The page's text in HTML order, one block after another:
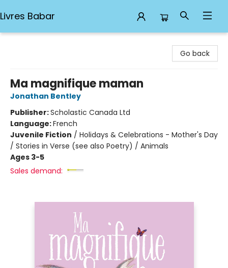
Livres Babar
Go back
Ma magnifique maman
Jonathan Bentley
Publisher:Scholastic Canada Ltd
Language:French
Juvenile Fiction / Holidays & Celebrations - Mother's Day
/ Stories in Verse (see also Poetry) / Animals
Ages 3-5
Sales demand: